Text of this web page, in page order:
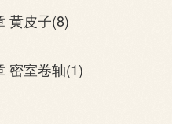
黄皮子(8)
密室卷轴(1)